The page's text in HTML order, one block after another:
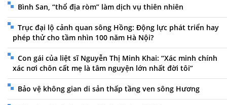
Bình San, “thổ địa ròm” làm dịch vụ thiên nhiên
Trục đại lộ cảnh quan sông Hồng: Động lực phát triển hay
phép thử cho tầm nhìn 100 năm Hà Nội?
Con gái của liệt sĩ Nguyễn Thị Minh Khai: “Xác minh chính
xác nơi chôn cất mẹ là tâm nguyện lớn nhất đời tôi”
Bảo vệ không gian di sản thấp tầng ven sông Hương